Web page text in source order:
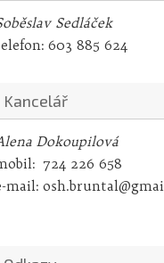
Sedláček
603 885 624
Kancelář
Dokoupilová
724 226 658
mail: